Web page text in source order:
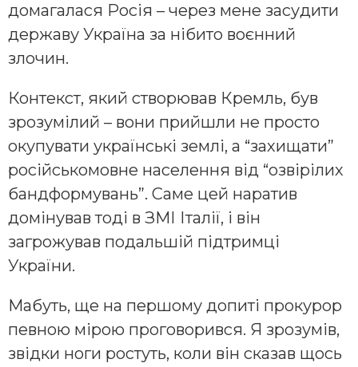
домагалася Росія – через мене засудити
державу Україна за нібито воєнний
злочин.
Контекст, який створював Кремль, був
зрозумілий – вони прийшли не просто
окупувати українські землі, а “захищати”
російськомовне населення від “озвірілих
бандформувань”. Саме цей наратив
домінував тоді в ЗМІ Італії, і він
загрожував подальшій підтримці
України.
Мабуть, ще на першому допиті прокурор
певною мірою проговорився. Я зрозумів,
звідки ноги ростуть, коли він сказав щось